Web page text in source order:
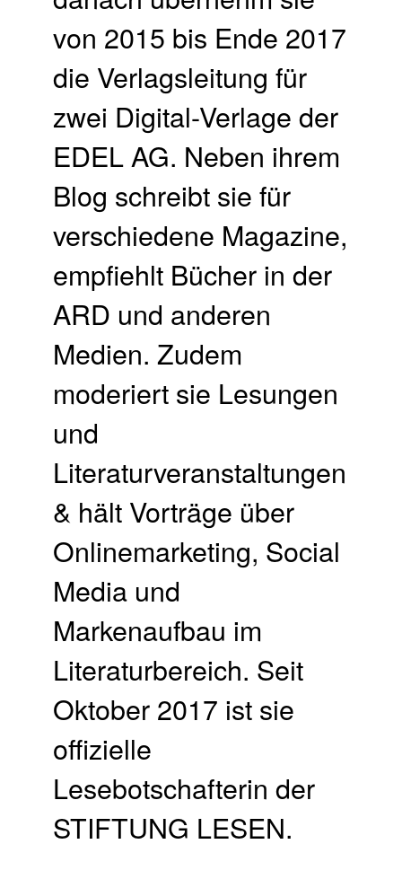
von 2015 bis Ende 2017
die Verlagsleitung für
zwei Digital-Verlage der
EDEL AG. Neben ihrem
Blog schreibt sie für
verschiedene Magazine,
empfiehlt Bücher in der
ARD und anderen
Medien. Zudem
moderiert sie Lesungen
und
Literaturveranstaltungen
& hält Vorträge über
Onlinemarketing, Social
Media und
Markenaufbau im
Literaturbereich. Seit
Oktober 2017 ist sie
offizielle
Lesebotschafterin der
STIFTUNG LESEN.